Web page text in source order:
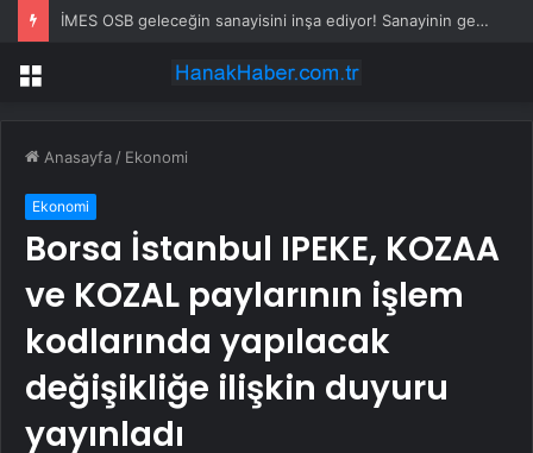
İMES OSB geleceğin sanayisini inşa ediyor! Sanayinin geleceği İMES OSB’de konuşuldu
Menü
Anasayfa / Ekonomi
Ekonomi
Borsa İstanbul IPEKE, KOZAA
ve KOZAL paylarının işlem
kodlarında yapılacak
değişikliğe ilişkin duyuru
yayınladı